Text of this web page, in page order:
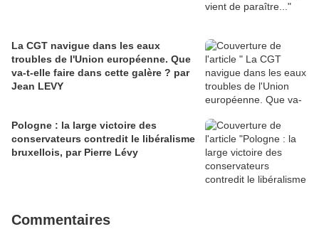
La CGT navigue dans les eaux
troubles de l'Union européenne. Que
va-t-elle faire dans cette galère ? par
Jean LEVY
Pologne : la large victoire des
conservateurs contredit le libéralisme
bruxellois, par Pierre Lévy
Commentaires